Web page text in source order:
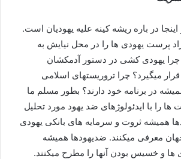
در باره ریشه کینه علیه یهودیان است.
پرست یهودی ها را در محل نیایش به
یهودی کشی در دستور آدمکشان
میگیرد؟ چرا تروریستهای اسلامی
در برنامه خود دارند؟ بطور مسلم ما
ها را با ایدئولوژهای ضد یهود مورد تحلیل
همیشه ثروت و سرمایه های بانکی یهودی
معرفی میکنند. ضدیهودها همیشه
ها و خسیس بودن آنها را مطرح میکنند.